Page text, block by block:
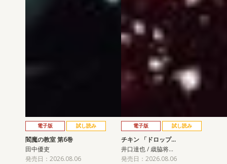
電子版 試し読み
閻魔の教室 第6巻
田中優吏
発売日：2026.08.06
電子版 試し読み
チキン 「ドロップ…
井口達也 / 歳脇将…
発売日：2026.08.06